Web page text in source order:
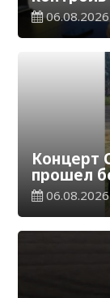
06.08.2026
Концерт
прошел
06.08.2026